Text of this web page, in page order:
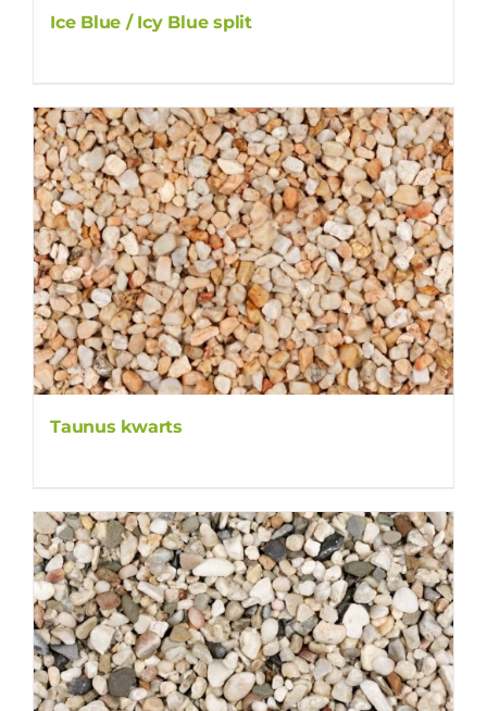
Ice Blue / Icy Blue split
Taunus kwarts